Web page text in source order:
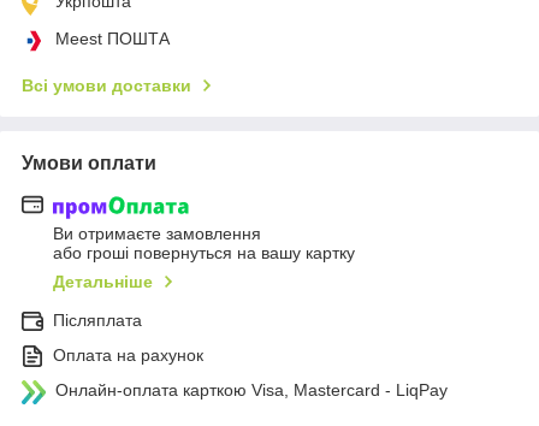
Meest ПОШТА
Всі умови доставки
Умови оплати
Ви отримаєте замовлення
або гроші повернуться на вашу картку
Детальніше
Післяплата
Оплата на рахунок
Онлайн-оплата карткою Visa, Mastercard - LiqPay